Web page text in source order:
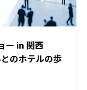
ー in 関西
のホテルの歩